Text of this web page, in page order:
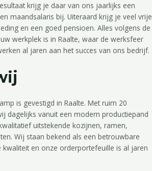
krijg je daar van ons jaarlijks een
maandsalaris bij. Uiteraard krijg je veel vrije
en een goed pensioen. Alles volgens de
werkplek is in Raalte, waar de werksfeer
al jaren aan het succes van ons bedrijf.
is gevestigd in Raalte. Met ruim 20
dagelijks vanuit een modern productiepand
uitstekende kozijnen, ramen,
Wij staan bekend als een betrouwbare
en onze orderportefeuille is al jaren